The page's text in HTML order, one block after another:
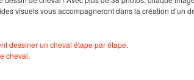
visuels vous accompagneront dans la création
dessiner un cheval étape par étape.
cheval.